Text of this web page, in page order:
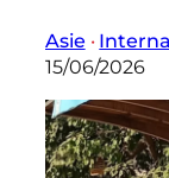
Asie ·
15/06/2026